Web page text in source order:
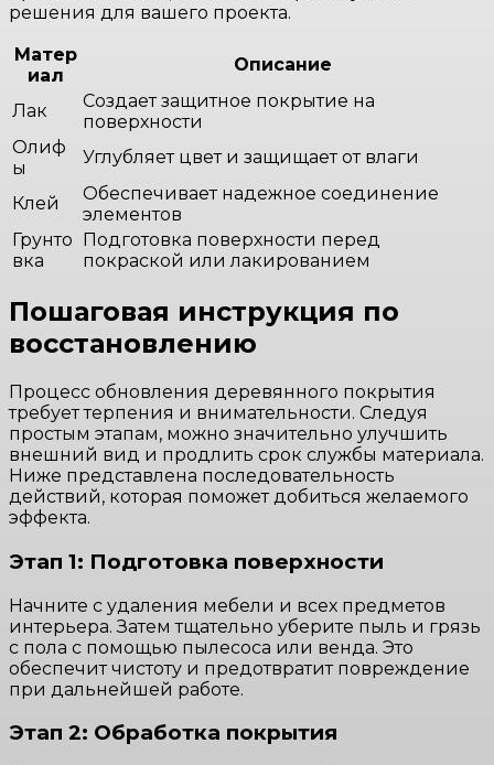
решения для вашего проекта.
Матер
иал
Описание
Лак
Создает защитное покрытие на
поверхности
Олиф
ы
Углубляет цвет и защищает от влаги
Клей
Обеспечивает надежное соединение
элементов
Грунто
вка
Подготовка поверхности перед
покраской или лакированием
Пошаговая инструкция по
восстановлению
Процесс обновления деревянного покрытия
требует терпения и внимательности. Следуя
простым этапам, можно значительно улучшить
внешний вид и продлить срок службы материала.
Ниже представлена последовательность
действий, которая поможет добиться желаемого
эффекта.
Этап 1: Подготовка поверхности
Начните с удаления мебели и всех предметов
интерьера. Затем тщательно уберите пыль и грязь
с пола с помощью пылесоса или венда. Это
обеспечит чистоту и предотвратит повреждение
при дальнейшей работе.
Этап 2: Обработка покрытия